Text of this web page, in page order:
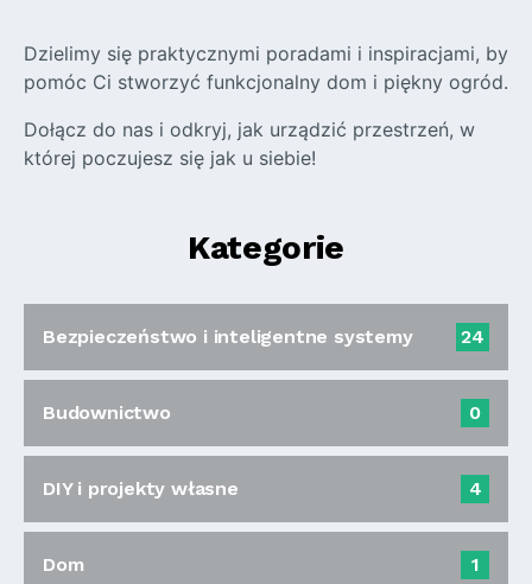
Dzielimy się praktycznymi poradami i inspiracjami, by
pomóc Ci stworzyć funkcjonalny dom i piękny ogród.
Dołącz do nas i odkryj, jak urządzić przestrzeń, w
której poczujesz się jak u siebie!
Kategorie
Bezpieczeństwo i inteligentne systemy 24
Budownictwo 0
DIY i projekty własne 4
Dom 1